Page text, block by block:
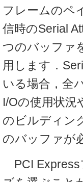
フレームのペ
信時のSerial
つのバッファ
用します．
いる場合，全
I/Oの使用状況
のビルディン
のバッファが
PCI Express